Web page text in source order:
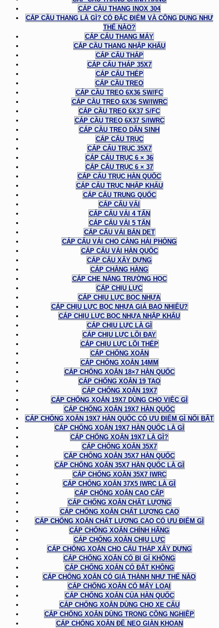
CÁP CẦU THANG INOX 304
CÁP CẦU THANG LÀ GÌ? CÓ ĐẶC ĐIỂM VÀ CÔNG DỤNG NHƯ
THẾ NÀO?
CÁP CẨU THANG MÁY
CÁP CẦU THANG NHẬP KHẨU
CÁP CẨU THÁP
CÁP CẨU THÁP 35X7
CÁP CẨU THÉP
CÁP CẦU TREO
CÁP CẦU TREO 6X36 SW/FC
CÁP CẦU TREO 6X36 SW/IWRC
CÁP CẦU TREO 6X37 S/FC
CÁP CẦU TREO 6X37 S/IWRC
CÁP CẦU TREO DÂN SINH
CÁP CẨU TRỤC
CÁP CẨU TRỤC 35X7
CÁP CẨU TRỤC 6 × 36
CÁP CẨU TRỤC 6 × 37
CÁP CẨU TRỤC HÀN QUỐC
CÁP CẨU TRỤC NHẬP KHẨU
CÁP CẨU TRUNG QUỐC
CÁP CẨU VẢI
CÁP CẨU VẢI 4 TẤN
CÁP CẨU VẢI 5 TẤN
CÁP CẨU VẢI BẢN DẸT
CÁP CẨU VẢI CHO CẢNG HẢI PHÒNG
CÁP CẨU VẢI HÀN QUỐC
CÁP CẨU XÂY DỰNG
CÁP CHẰNG HÀNG
CÁP CHE NẮNG TRƯỜNG HỌC
CÁP CHỊU LỰC
CÁP CHỊU LỰC BỌC NHỰA
CÁP CHỊU LỰC BỌC NHỰA GIÁ BAO NHIÊU?
CÁP CHỊU LỰC BỌC NHỰA NHẬP KHẨU
CÁP CHỊU LỰC LÀ GÌ
CÁP CHỊU LỰC LÕI ĐAY
CÁP CHỊU LỰC LÕI THÉP
CÁP CHỐNG XOẮN
CÁP CHỐNG XOẮN 14MM
CÁP CHỐNG XOẮN 18×7 HÀN QUỐC
CÁP CHỐNG XOẮN 19 TAO
CÁP CHỐNG XOẮN 19X7
CÁP CHỐNG XOẮN 19X7 DÙNG CHO VIỆC GÌ
CÁP CHỐNG XOẮN 19X7 HÀN QUỐC
CÁP CHỐNG XOẮN 19X7 HÀN QUỐC CÓ ƯU ĐIỂM GÌ NỔI BẬT
CÁP CHỐNG XOẮN 19X7 HÀN QUỐC LÀ GÌ
CÁP CHỐNG XOẮN 19X7 LÀ GÌ?
CÁP CHỐNG XOẮN 35X7
CÁP CHỐNG XOẮN 35X7 HÀN QUỐC
CÁP CHỐNG XOẮN 35X7 HÀN QUỐC LÀ GÌ
CÁP CHỐNG XOẮN 35X7 IWRC
CÁP CHỐNG XOẮN 37X5 IWRC LÀ GÌ
CÁP CHỐNG XOẮN CAO CẤP
CÁP CHỐNG XOẮN CHẤT LƯỢNG
CÁP CHỐNG XOẮN CHẤT LƯỢNG CAO
CÁP CHỐNG XOẮN CHẤT LƯỢNG CAO CÓ ƯU ĐIỂM GÌ
CÁP CHỐNG XOẮN CHÍNH HÃNG
CÁP CHỐNG XOẮN CHỊU LỰC
CÁP CHỐNG XOẮN CHO CẨU THÁP XÂY DỰNG
CÁP CHỐNG XOẮN CÓ BỊ GỈ KHÔNG
CÁP CHỐNG XOẮN CÓ ĐẮT KHÔNG
CÁP CHỐNG XOẮN CÓ GIÁ THÀNH NHƯ THẾ NÀO
CÁP CHỐNG XOẮN CÓ MẤY LOẠI
CÁP CHỐNG XOẮN CỦA HÀN QUỐC
CÁP CHỐNG XOẮN DÙNG CHO XE CẨU
CÁP CHỐNG XOẮN DÙNG TRONG CÔNG NGHIỆP
CÁP CHỐNG XOẮN ĐỂ NEO GIÀN KHOAN